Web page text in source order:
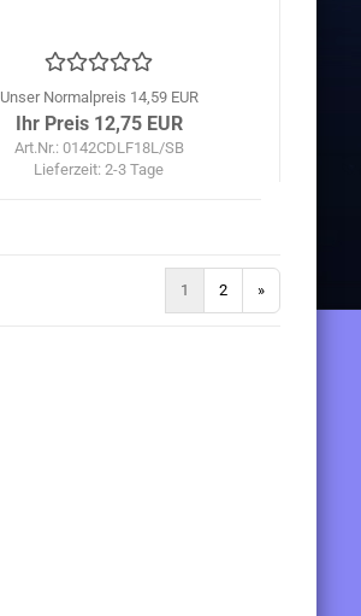
Unser Normalpreis 14,59 EUR
Ihr Preis 12,75 EUR
Art.Nr.: 0142CDLF18L/SB
Lieferzeit:2-3 Tage
1 2 »